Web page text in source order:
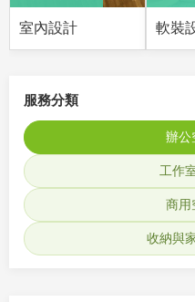
室內設計 軟裝
服務分類
辦公
工作
商用
收納與